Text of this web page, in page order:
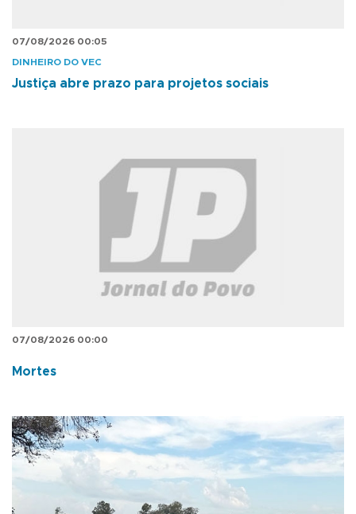
07/08/2026 00:05
DINHEIRO DO VEC
Justiça abre prazo para projetos sociais
07/08/2026 00:00
Mortes